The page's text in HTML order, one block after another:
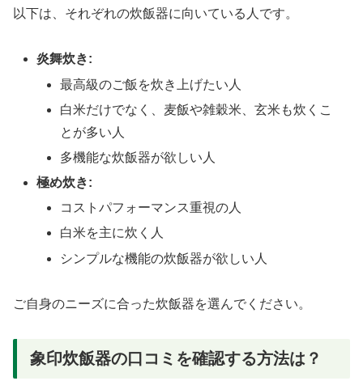
以下は、それぞれの炊飯器に向いている人です。
炎舞炊き:
最高級のご飯を炊き上げたい人
白米だけでなく、麦飯や雑穀米、玄米も炊くこ
とが多い人
多機能な炊飯器が欲しい人
極め炊き:
コストパフォーマンス重視の人
白米を主に炊く人
シンプルな機能の炊飯器が欲しい人
ご自身のニーズに合った炊飯器を選んでください。
象印炊飯器の口コミを確認する方法は？